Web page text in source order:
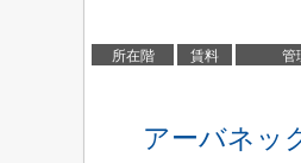
所在階 賃料 管
アーバネッ